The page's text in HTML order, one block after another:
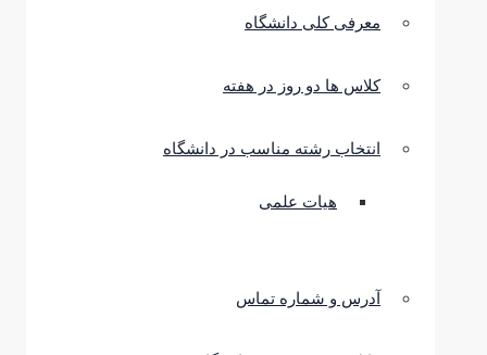
معرفی کلی دانشگاه
کلاس ها دو روز در هفته
انتخاب رشته مناسب در دانشگاه
هیات علمی
آدرس و شماره تماس